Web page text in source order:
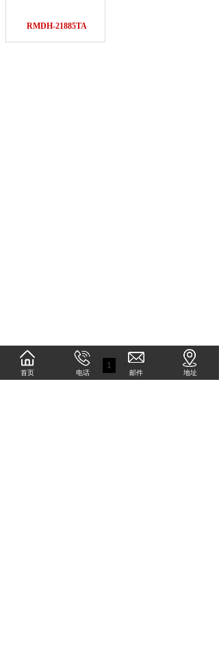
RMDH-21885TA
1
首页 邮件
电话 地址